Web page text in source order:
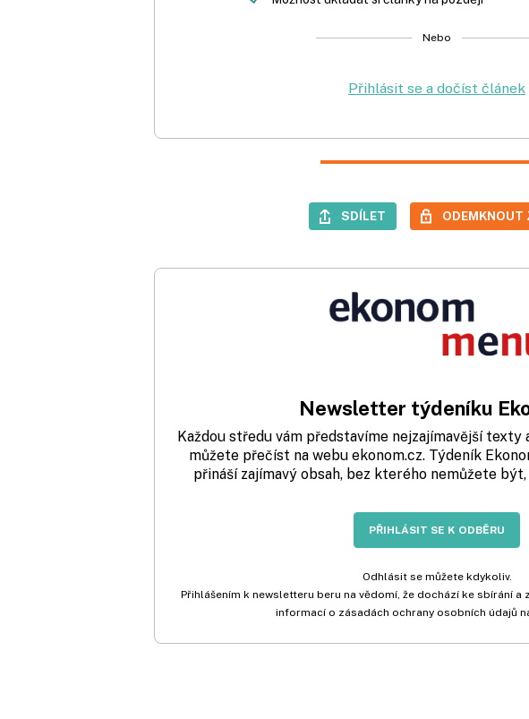
Nebo
Přihlásit se a dočíst článek
SDÍLET ODEMKNOUT
Newsletter týdeníku
Každou středu vám představíme nejzajímavější
můžete přečíst na webu ekonom.cz. Týdeník
přináší zajímavý obsah, bez kterého nemůžete
PŘIHLÁSIT SE K ODBĚRU
Odhlásit se můžete kdykoliv.
Přihlášením k newsletteru beru na vědomí, že dochází ke sbírání a
informací o zásadách ochrany osobních údajů